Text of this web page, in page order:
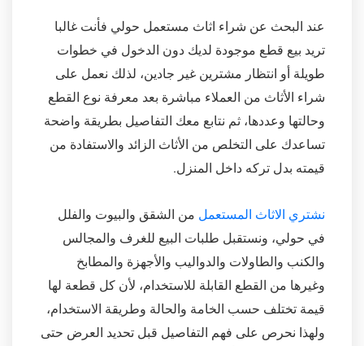
عند البحث عن شراء اثاث مستعمل حولي فأنت غالبا
تريد بيع قطع موجودة لديك دون الدخول في خطوات
طويلة أو انتظار مشترين غير جادين، لذلك نعمل على
شراء الأثاث من العملاء مباشرة بعد معرفة نوع القطع
وحالتها وعددها، ثم نتابع معك التفاصيل بطريقة واضحة
تساعدك على التخلص من الأثاث الزائد والاستفادة من
قيمته بدل تركه داخل المنزل.
نشتري الاثاث المستعمل من الشقق والبيوت والفلل
في حولي، ونستقبل طلبات البيع للغرف والمجالس
والكنب والطاولات والدواليب والأجهزة والمطابخ
وغيرها من القطع القابلة للاستخدام، لأن كل قطعة لها
قيمة تختلف حسب الخامة والحالة وطريقة الاستخدام،
ولهذا نحرص على فهم التفاصيل قبل تحديد العرض حتى